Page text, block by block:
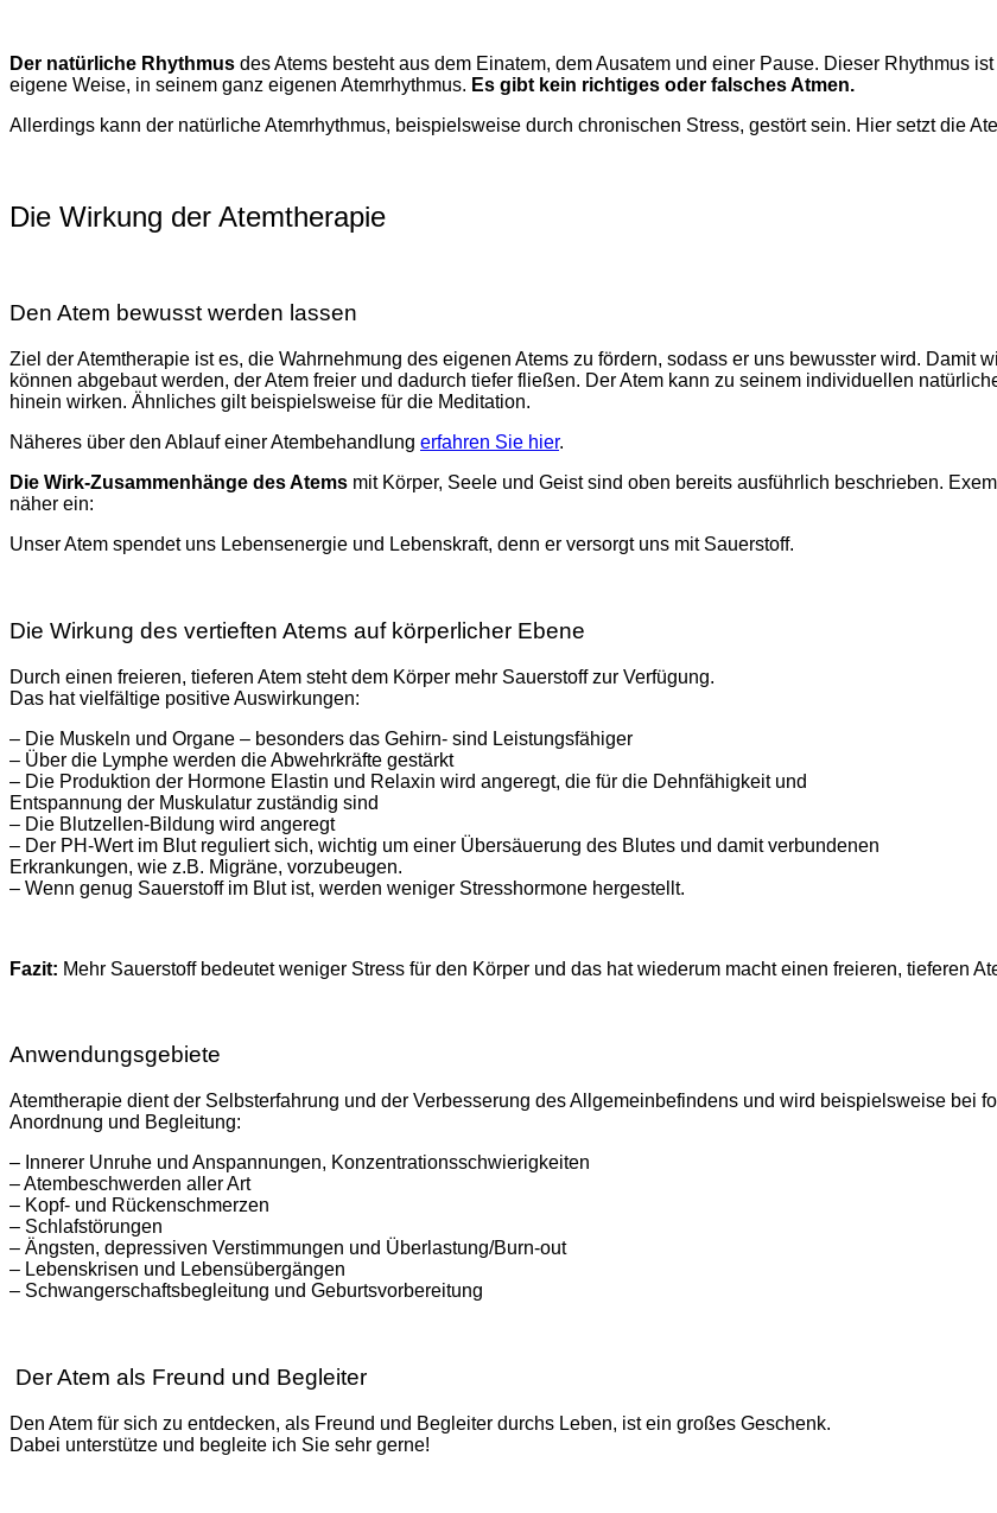
Der natürliche Rhythmus des Atems besteht aus dem Einatem, dem Ausatem und einer Pause. Dieser Rhythmus
eigene Weise, in seinem ganz eigenen Atemrhythmus. Es gibt kein richtiges oder falsches Atmen.
Allerdings kann der natürliche Atemrhythmus, beispielsweise durch chronischen Stress, gestört sein. Hier setzt die
Die Wirkung der Atemtherapie
Den Atem bewusst werden lassen
Ziel der Atemtherapie ist es, die Wahrnehmung des eigenen Atems zu fördern, sodass er uns bewusster wird. Damit
können abgebaut werden, der Atem freier und dadurch tiefer fließen. Der Atem kann zu seinem individuellen
hinein wirken. Ähnliches gilt beispielsweise für die Meditation.
Näheres über den Ablauf einer Atembehandlung erfahren Sie hier.
Die Wirk-Zusammenhänge des Atems mit Körper, Seele und Geist sind oben bereits ausführlich beschrieben.
näher ein:
Unser Atem spendet uns Lebensenergie und Lebenskraft, denn er versorgt uns mit Sauerstoff.
Die Wirkung des vertieften Atems auf körperlicher Ebene
Durch einen freieren, tieferen Atem steht dem Körper mehr Sauerstoff zur Verfügung.
Das hat vielfältige positive Auswirkungen:
– Die Muskeln und Organe – besonders das Gehirn- sind Leistungsfähiger
– Über die Lymphe werden die Abwehrkräfte gestärkt
– Die Produktion der Hormone Elastin und Relaxin wird angeregt, die für die Dehnfähigkeit und
Entspannung der Muskulatur zuständig sind
– Die Blutzellen-Bildung wird angeregt
– Der PH-Wert im Blut reguliert sich, wichtig um einer Übersäuerung des Blutes und damit verbundenen
Erkrankungen, wie z.B. Migräne, vorzubeugen.
– Wenn genug Sauerstoff im Blut ist, werden weniger Stresshormone hergestellt.
Fazit: Mehr Sauerstoff bedeutet weniger Stress für den Körper und das hat wiederum macht einen freieren, tieferen
Anwendungsgebiete
Atemtherapie dient der Selbsterfahrung und der Verbesserung des Allgemeinbefindens und wird beispielsweise bei
Anordnung und Begleitung:
– Innerer Unruhe und Anspannungen, Konzentrationsschwierigkeiten
– Atembeschwerden aller Art
– Kopf- und Rückenschmerzen
– Schlafstörungen
– Ängsten, depressiven Verstimmungen und Überlastung/Burn-out
– Lebenskrisen und Lebensübergängen
– Schwangerschaftsbegleitung und Geburtsvorbereitung
Der Atem als Freund und Begleiter
Den Atem für sich zu entdecken, als Freund und Begleiter durchs Leben, ist ein großes Geschenk.
Dabei unterstütze und begleite ich Sie sehr gerne!